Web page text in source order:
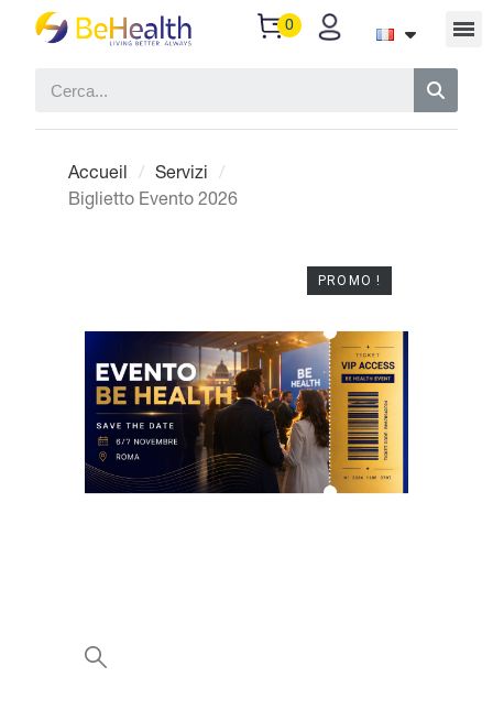
Accueil
Servizi
Biglietto Evento 2026
PROMO !